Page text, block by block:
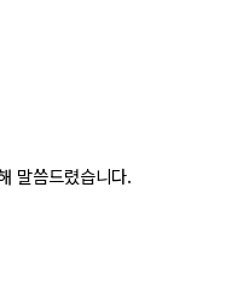
말씀드렸습니다.